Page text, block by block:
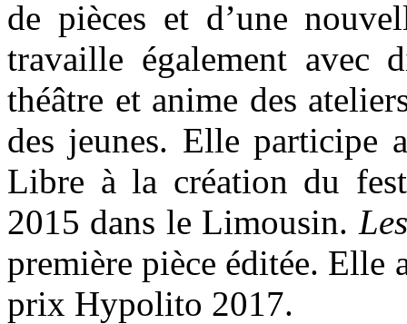
de pièces et d’une
travaille également avec
théâtre et anime des
des jeunes. Elle participe
Libre à la création du
2015 dans le Limousin.
première pièce éditée. Elle
prix Hypolito 2017.